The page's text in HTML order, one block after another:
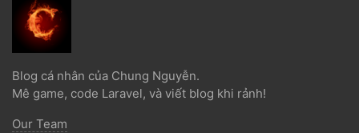
Blog cá nhân của Chung Nguyễn.
Mê game, code Laravel, và viết blog khi rảnh!
Our Team